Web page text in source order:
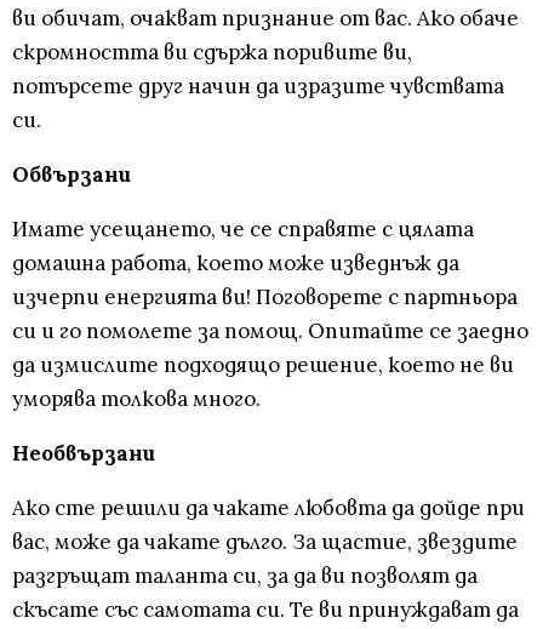
ви обичат, очакват признание от вас. Ако обаче
скромността ви сдържа поривите ви,
потърсете друг начин да изразите чувствата
си.
Обвързани
Имате усещането, че се справяте с цялата
домашна работа, което може изведнъж да
изчерпи енергията ви! Поговорете с партньора
си и го помолете за помощ. Опитайте се заедно
да измислите подходящо решение, което не ви
уморява толкова много.
Необвързани
Ако сте решили да чакате любовта да дойде при
вас, може да чакате дълго. За щастие, звездите
разгръщат таланта си, за да ви позволят да
скъсате със самотата си. Те ви принуждават да